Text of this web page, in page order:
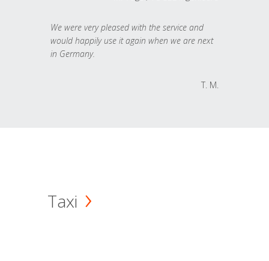
We were very pleased with the service and
would happily use it again when we are next
in Germany.
T. M.
Taxi